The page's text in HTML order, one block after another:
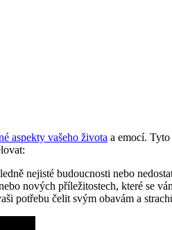
aspekty vašeho života a emocí.
nejisté budoucnosti nebo
nových příležitostech, které se
potřebu čelit svým obavám a